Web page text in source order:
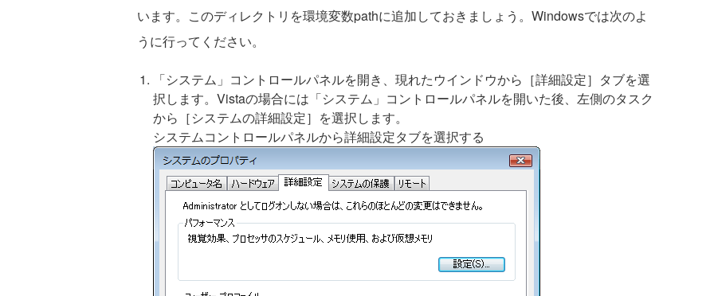
います。このディレクトリを環境変数pathに追加しておきましょう。Windowsでは次のよ
うに行ってください。
「システム」コントロールパネルを開き、現れたウインドウから［詳細設定］タブを選
択します。Vistaの場合には「システム」コントロールパネルを開いた後、左側のタスク
から［システムの詳細設定］を選択します。
システムコントロールパネルから詳細設定タブを選択する